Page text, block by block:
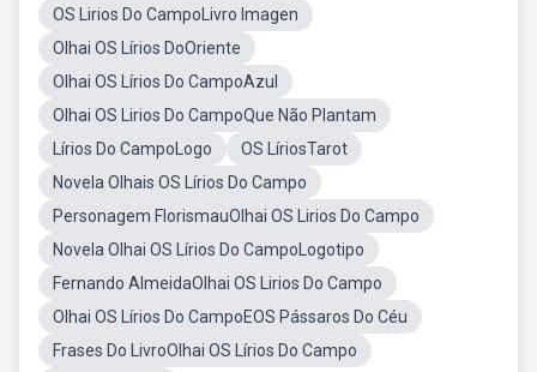
OS Lirios Do CampoLivro Imagen
Olhai OS Lírios DoOriente
Olhai OS Lírios Do CampoAzul
Olhai OS Lirios Do CampoQue Não Plantam
Lírios Do CampoLogo
OS LíriosTarot
Novela Olhais OS Lírios Do Campo
Personagem FlorismauOlhai OS Lirios Do Campo
Novela Olhai OS Lírios Do CampoLogotipo
Fernando AlmeidaOlhai OS Lirios Do Campo
Olhai OS Lírios Do CampoEOS Pássaros Do Céu
Frases Do LivroOlhai OS Lírios Do Campo